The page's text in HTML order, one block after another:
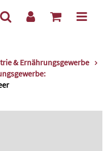
& Ernährungsgewerbe